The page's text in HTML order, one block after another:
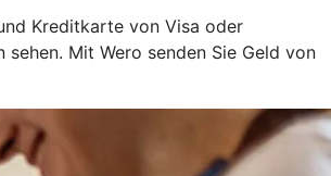
Kreditkarte von Visa oder
Mit Wero senden Sie Geld von